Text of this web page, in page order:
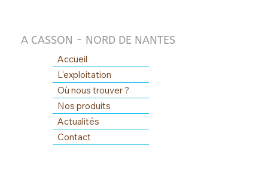
A CASSON - NORD DE NANTES
Accueil
L'exploitation
Où nous trouver ?
Nos produits
Actualités
Contact